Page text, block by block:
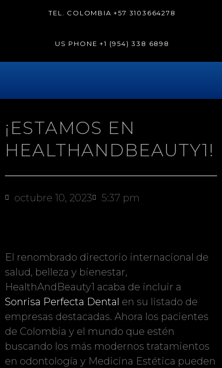
TEL. COLOMBIA+57 3103664278
US PHONE+1 (954) 338 6898
¡ESTAMOS EN
HEALTHANDBEAUTY1!
octubre 10, 2023 5:37 pm
El renombrado directorio internacional de
salud, belleza y bienestar,
HealthAndBeauty1 acaba de incluir a
Sonrisa Perfecta Dental en su listado de
empresas destacadas. Ahora los pacientes
de Colombia y el mundo que estén
buscando los más modernos tratamientos
en odontología y Medicina Estética pueden